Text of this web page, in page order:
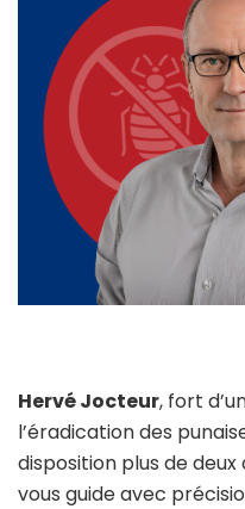
Hervé Jocteur, fort
l’éradication des
disposition plus de
vous guide avec